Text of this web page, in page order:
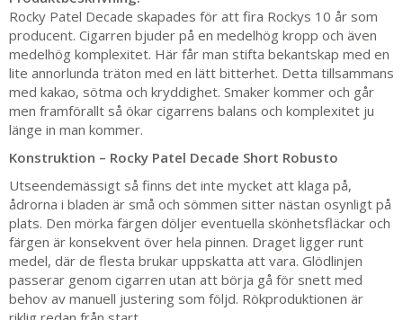
Rocky Patel Decade skapades för att fira Rockys 10 år som
producent. Cigarren bjuder på en medelhög kropp och även
medelhög komplexitet. Här får man stifta bekantskap med en
lite annorlunda träton med en lätt bitterhet. Detta tillsammans
med kakao, sötma och kryddighet. Smaker kommer och går
men framförallt så ökar cigarrens balans och komplexitet ju
länge in man kommer.
Konstruktion – Rocky Patel Decade Short Robusto
Utseendemässigt så finns det inte mycket att klaga på,
ådrorna i bladen är små och sömmen sitter nästan osynligt på
plats. Den mörka färgen döljer eventuella skönhetsfläckar och
färgen är konsekvent över hela pinnen. Draget ligger runt
medel, där de flesta brukar uppskatta att vara. Glödlinjen
passerar genom cigarren utan att börja gå för snett med
behov av manuell justering som följd. Rökproduktionen är